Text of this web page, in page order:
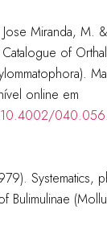
Miranda, M.
of
online em
Systematics,
Bulimulinae